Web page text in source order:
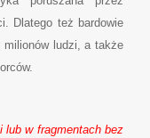
Dlatego też bardowie
ludzi, a także
lub w fragmentach bez